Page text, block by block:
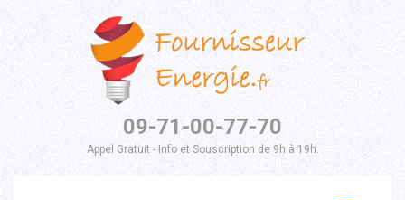
09-71-00-77-70
Appel Gratuit - Info et Souscription de 9h à 19h.